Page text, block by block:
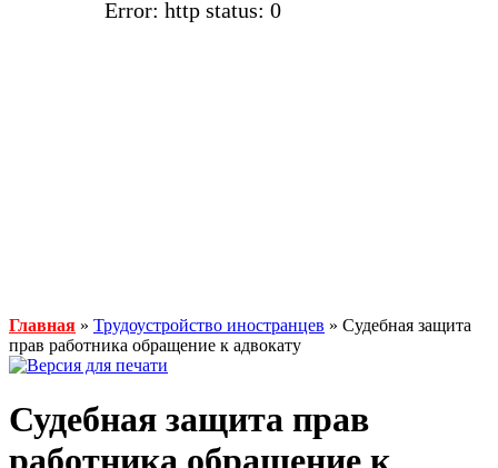
Error: http status: 0
Главная » Трудоустройство иностранцев » Судебная защита
прав работника обращение к адвокату
Судебная защита прав